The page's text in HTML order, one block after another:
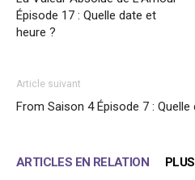
Épisode 17 : Quelle date et
heure ?
Article suivant
From Saison 4 Épisode 7 :
ARTICLES EN RELATION